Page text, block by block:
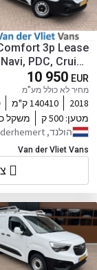
3p Lease
PDC, Cruise
controle.
10 950 EUR
מחיר לא כולל מע"מ
2018 140410 ק"מ
מטען: 500 ק משקל
הולנד, Nederhemert
Van der Vliet Vans